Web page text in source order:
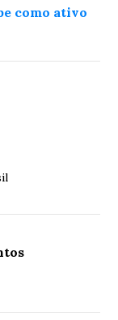
como ativo